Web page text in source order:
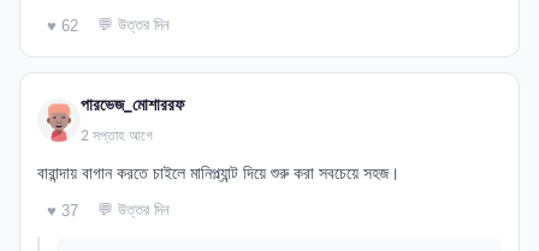
♥ 62 💬 উত্তর দিন
পারভেজ_মোশাররফ
2 সপ্তাহ আগে
বারান্দায় বাগান করতে চাইলে মানিপ্ল্যান্ট দিয়ে শুরু করা সবচেয়ে সহজ।
♥ 37 💬 উত্তর দিন